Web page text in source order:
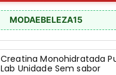
MODAEBELEZA15
Creatina Monohidratada
Lab Unidade Sem sabor